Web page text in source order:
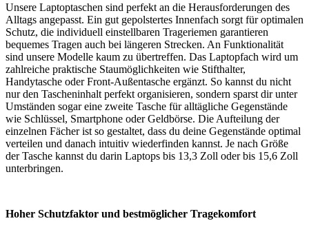
Unsere Laptoptaschen sind perfekt an die Herausforderungen des
Alltags angepasst. Ein gut gepolstertes Innenfach sorgt für optimalen
Schutz, die individuell einstellbaren Trageriemen garantieren
bequemes Tragen auch bei längeren Strecken. An Funktionalität
sind unsere Modelle kaum zu übertreffen. Das Laptopfach wird um
zahlreiche praktische Staumöglichkeiten wie Stifthalter,
Handytasche oder Front-Außentasche ergänzt. So kannst du nicht
nur den Tascheninhalt perfekt organisieren, sondern sparst dir unter
Umständen sogar eine zweite Tasche für alltägliche Gegenstände
wie Schlüssel, Smartphone oder Geldbörse. Die Aufteilung der
einzelnen Fächer ist so gestaltet, dass du deine Gegenstände optimal
verteilen und danach intuitiv wiederfinden kannst. Je nach Größe
der Tasche kannst du darin Laptops bis 13,3 Zoll oder bis 15,6 Zoll
unterbringen.
Hoher Schutzfaktor und bestmöglicher Tragekomfort